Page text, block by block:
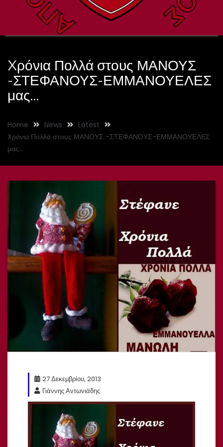
Xρόνια Πολλά στους ΜΑΝΟΥΣ
-ΣΤΕΦΑΝΟΥΣ-ΕΜΜΑΝΟΥΕΛΕΣ
μας…
Home News
Latest
Xρόνια Πολλά στους ΜΑΝΟΥΣ -ΣΤΕΦΑΝΟΥΣ-ΕΜΜΑΝΟΥΕΛΕΣ
μας…
27 Δεκεμβρίου, 2013
Γιάννης Αντωνιάδης